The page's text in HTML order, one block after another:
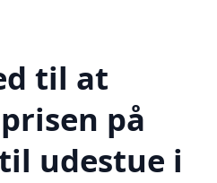
til at
på
udestue i